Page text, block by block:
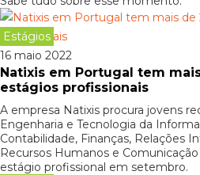
Estágios
16 maio 2022
Natixis em Portugal tem
estágios profissionais
A empresa Natixis procura jovens
Engenharia e Tecnologia da
Contabilidade, Finanças, Relações
Recursos Humanos e
estágio profissional em setembro.